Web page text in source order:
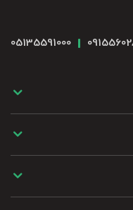
05135591000